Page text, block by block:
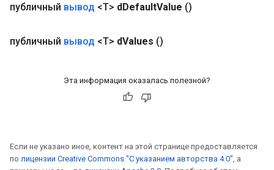
публичный вывод <T> dDefaultValue ()
публичный вывод <T> dValues ​​()
Эта информация оказалась полезной?
Если не указано иное, контент на этой странице предоставляется
по лицензии Creative Commons "С указанием авторства 4.0" , а